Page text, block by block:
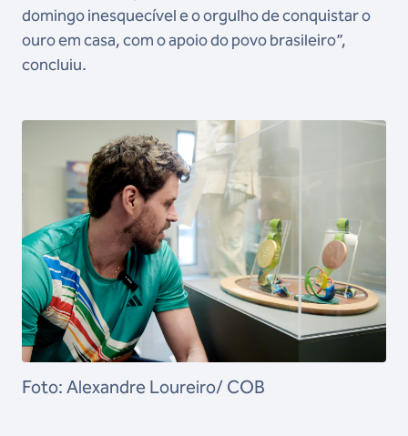
domingo inesquecível e o orgulho de conquistar o
ouro em casa, com o apoio do povo brasileiro”,
concluiu.
Foto: Alexandre Loureiro/ COB